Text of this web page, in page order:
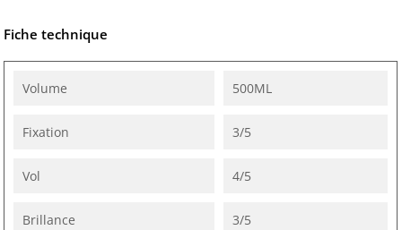
Fiche technique
Volume 500ML
Fixation 3/5
Vol 4/5
Brillance 3/5